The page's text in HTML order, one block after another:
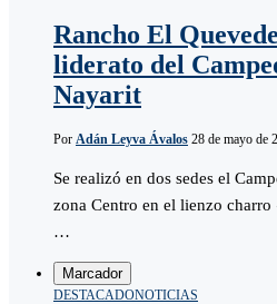
Rancho El
liderato del
Nayarit
Por Adán Leyva Ávalos 28 de mayo de
Se realizó en dos sedes el
zona Centro en el lienzo charro
…
Marcador
DESTACADONOTICIAS